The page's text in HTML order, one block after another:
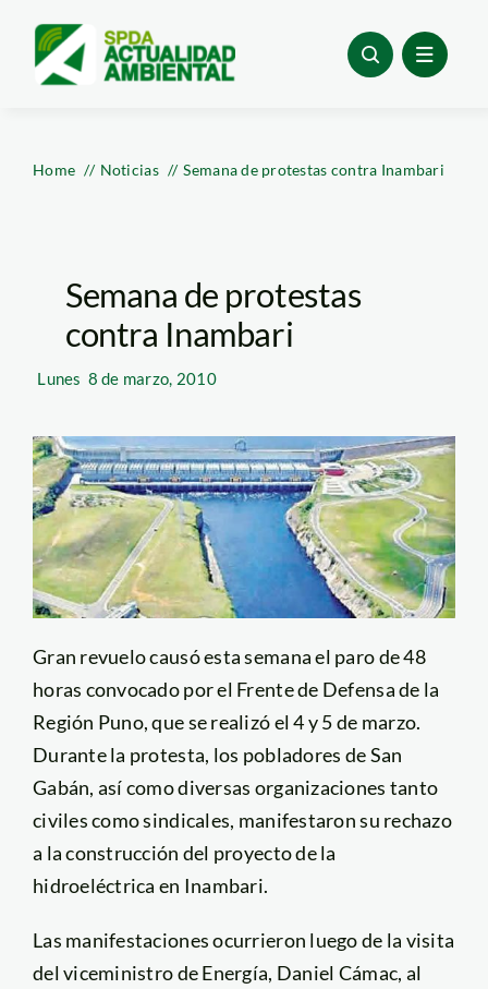
content
Home Noticias Semana de protestas contra Inambari
Semana de protestas
contra Inambari
Lunes 8 de marzo, 2010
Gran revuelo causó esta semana el paro de 48
horas convocado por el Frente de Defensa de la
Región Puno, que se realizó el 4 y 5 de marzo.
Durante la protesta, los pobladores de San
Gabán, así como diversas organizaciones tanto
civiles como sindicales, manifestaron su rechazo
a la construcción del proyecto de la
hidroeléctrica en Inambari.
Las manifestaciones ocurrieron luego de la visita
del viceministro de Energía, Daniel Cámac, al